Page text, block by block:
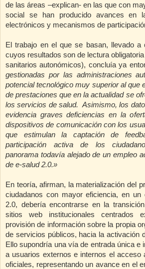
de las áreas –explican- en las que con
social se han producido avances en
electrónicos y mecanismos de
El trabajo en el que se basan, llevado a
cuyos resultados son de lectura
sanitarios autonómicos), concluía ya
gestionadas por las administraciones
potencial tecnológico muy superior al que
de prestaciones que en la actualidad se
los servicios de salud. Asimismo, los
evidencia graves deficiencias en la
dispositivos de comunicación con los
que estimulan la captación de
participación activa de los
panorama todavía alejado de un empleo
de e-salud 2.0.»
En teoría, afirman, la materialización del
ciudadanos con mayor eficiencia, en un
2.0, debería encontrarse en la
sitios web institucionales centrados
provisión de información sobre la propia
de servicios públicos, hacia la activación
Ello supondría una vía de entrada única e
a usuarios externos e internos el acceso
oficiales, representando un avance en el